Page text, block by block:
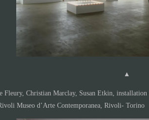
▲
Fleury, Christian Marclay, Susan Etkin,
Museo d’Arte Contemporanea, Rivoli- Torino